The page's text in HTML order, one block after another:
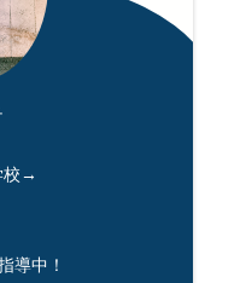
校→
導中！